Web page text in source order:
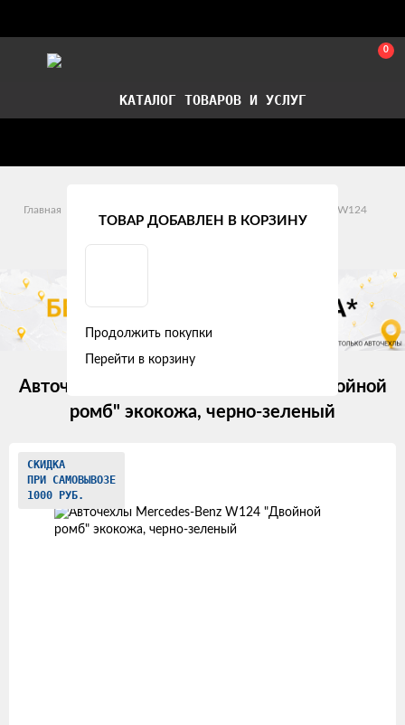
0
КАТАЛОГ ТОВАРОВ И УСЛУГ
Главная
W124
Mercedes-Benz W124 (1984 - 1995)
Авточехлы Mercedes-Benz W124 "Двойной
ромб" экокожа, черно-зеленый
Изображения
товаров
СКИДКА
ПРИ САМОВЫВОЗЕ
1000 РУБ.
ТОВАР ДОБАВЛЕН В КОРЗИНУ
Продолжить покупки
Перейти в корзину